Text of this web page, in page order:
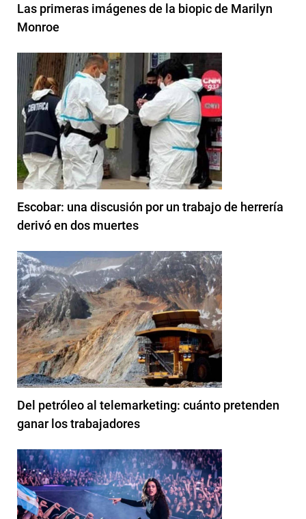
Las primeras imágenes de la biopic de Marilyn
Monroe
Escobar: una discusión por un trabajo de herrería
derivó en dos muertes
Del petróleo al telemarketing: cuánto pretenden
ganar los trabajadores